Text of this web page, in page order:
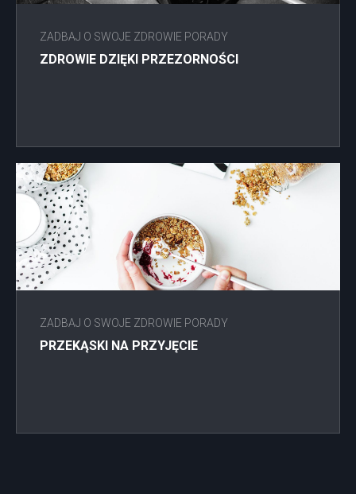
ZADBAJ O SWOJE ZDROWIE PORADY
ZDROWIE DZIĘKI PRZEZORNOŚCI
ZADBAJ O SWOJE ZDROWIE PORADY
PRZEKĄSKI NA PRZYJĘCIE